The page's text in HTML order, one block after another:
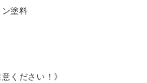
塗料
ください！》